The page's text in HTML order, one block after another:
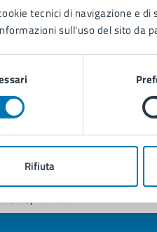
tecnici di navigazione e
sull'uso del sito da
Rifiuta
Il
all’Area, in
direzione ai
17:12